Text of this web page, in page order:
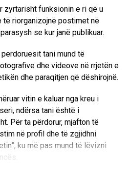
zyrtarisht funksionin e ri që u
të riorganizojnë postimet në
se kur janë publikuar.
tani mund të
dhe videove në rrjetën e
dhe paraqitjen që dëshirojnë.
vitin e kaluar nga kreu i
ndërsa tani është i
Për ta përdorur, mjafton të
në profil dhe të zgjidhni
ku më pas mund të lëvizni